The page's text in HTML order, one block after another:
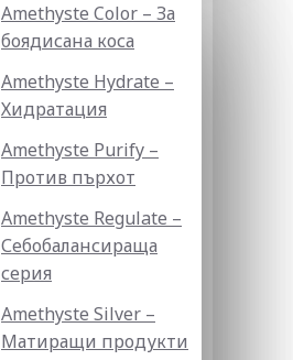
Amethyste Color – За
боядисана коса
Amethyste Hydrate –
Хидратация
Amethyste Purify –
Против пърхот
Amethyste Regulate –
Себобалансираща
серия
Amethyste Silver –
Матиращи продукти